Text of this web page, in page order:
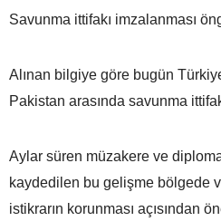
Savunma ittifakı imzalanması
Alınan bilgiye göre bugün
Pakistan arasında savunma
Aylar süren müzakere ve
kaydedilen bu gelişme bölgede
istikrarın korunması açısından